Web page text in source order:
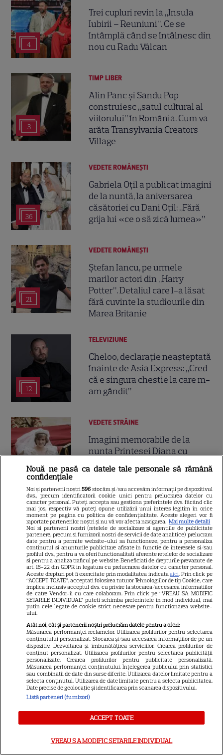
4
Trei cupluri revin la „Insula
Iubirii – Reuniuni”. Ce se
întâmplă când se întâlnesc din
nou cu Radu Vâlcan
3
TIMP LIBER
Alin Panc și Sandu Pop
construiesc „satul cultural al
viitorului” în România. Cum va
arăta Transylvania Creators
Village
36
VEDETE ROMÂNEŞTI
Gabriela Oțil a publicat imagini
de la nuntă, la aniversarea
căsătoriei cu Dani Oțil: „Fără
grija lui «ce o să zică lumea»”
21
VEDETE ROMÂNEŞTI
Ștefan Iancu, pe urmele
marilor actori din „Harry
Potter”. Detaliul care l-a lăsat
fără cuvinte la studiourile din
Marea Britanie
12
TELEVIZIUNE
Cheloo, declarație neașteptată
înainte de Asia Express: „Cred
că e singura chestie la care m-
am gândit”
18
VEDETE STRĂINE
Imagini memorabile de la
nunta Prințesei Diana cu
fascinante de la ceremonia
regală din 1981
TELEVIZIUNE
Amendă de 4 milioane de euro
pentru PRO TV. Compania
anunță că va contesta decizia
Consiliului Concurenței
15
VEDETE STRĂINE
De la o viață modestă la sute
de milioane de dolari. Cum a
ajuns Sylvester Stallone unul
dintre cei mai bogați actori de
la Hollywood
Nouă ne pasă ca datele tale personale să rămână
confidențiale
Noi și partenerii noștri596 stocăm și/sau accesăm informații pe dispozitivul
dvs., precum identificatorii cookie unici pentru prelucrarea datelor cu
caracter personal. Puteți accepta sau gestiona preferințele dvs. făcând clic
mai jos, respectiv vă puteți opune utilizării unui interes legitim în orice
moment pe pagina cu politica de confidențialitate. Aceste alegeri vor fi
raportate partenerilor noștri și nu vă vor afecta navigarea. Mai multe detalii
Noi si partenerii nostri (retelele de socializare si agentiile de publicitate
partenere, precum si furnizorii nostri de servicii de date analitice) prelucram
date pentru a permite website-ului sa functioneze, pentru a personaliza
continutul si anunturile publicitare afisate in functie de interesele si/sau
profilul dvs., pentru a va oferi functionalitati aferente retelelor de socializare
si pentru a analiza traficul pe website. Beneficiati de drepturile prevazute de
art. 15-22 din GDPR in legatura cu prelucrarea datelor cu caracter personal.
Aceste drepturi pot fi exercitate prin modalitatea indicataaici. Prin click pe
“ACCEPT TOATE”, acceptati folosirea tuturor Tehnologiilor de tip Cookie, care
implica inclusiv acceptul dvs. cu privire la stocarea/accesarea informatiilor
de catre Vendor-ii cu care colaboram. Prin click pe “VREAU SA MODIFIC
SETARILE INDIVIDUAL” puteti schimba preferintele in mod individual, mai
putin cele legate de cookie strict necesare pentru functionarea website-
ului.
Atât noi, cât și partenerii noștri prelucrăm datele pentru a oferi:
Măsurarea performanței reclamelor. Utilizarea profilurilor pentru selectarea
conținutului personalizat. Stocarea și/sau accesarea informațiilor de pe un
dispozitiv. Dezvoltarea și îmbunătățirea serviciilor. Crearea profilurilor de
conținut personalizat. Utilizarea profilurilor pentru selectarea publicității
personalizate. Crearea profilurilor pentru publicitate personalizată.
Măsurarea performanței conținutului. Înțelegerea publicului prin statistici
sau combinații de date din surse diferite. Utilizarea datelor limitate pentru a
selecta conținutul. Utilizarea de date limitate pentru a selecta publicitatea.
Date precise de geolocație și identificarea prin scanarea dispozitivului.
Listă parteneri (furnizori)
ACCEPT TOATE
VREAU SA MODIFIC SETARILE INDIVIDUAL